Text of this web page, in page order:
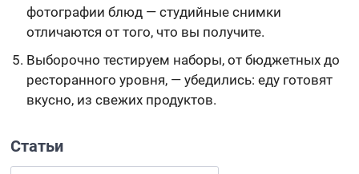
фотографии блюд — студийные снимки
отличаются от того, что вы получите.
Выборочно тестируем наборы, от бюджетных до
ресторанного уровня, — убедились: еду готовят
вкусно, из свежих продуктов.
Статьи